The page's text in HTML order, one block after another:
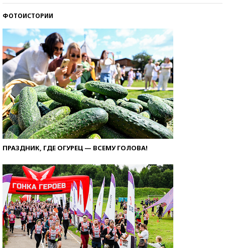
ФОТОИСТОРИИ
ПРАЗДНИК, ГДЕ ОГУРЕЦ — ВСЕМУ ГОЛОВА!